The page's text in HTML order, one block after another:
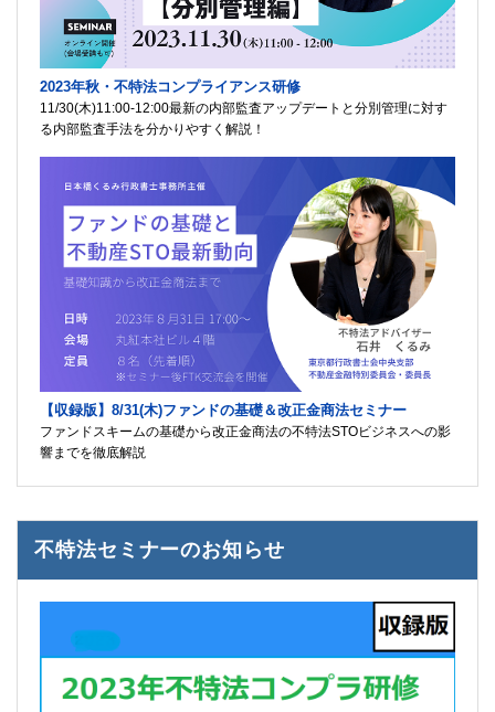
2023年秋・不特法コンプライアンス研修
11/30(木)11:00-12:00最新の内部監査アップデートと分別管理に対す
る内部監査手法を分かりやすく解説！
【収録版】8/31(木)ファンドの基礎＆改正金商法セミナー
ファンドスキームの基礎から改正金商法の不特法STOビジネスへの影
響までを徹底解説
不特法セミナーのお知らせ